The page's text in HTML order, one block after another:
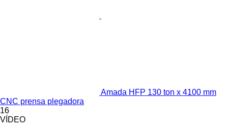
Amada HFP 130 ton x 4100 mm
CNC prensa plegadora
16
VÍDEO